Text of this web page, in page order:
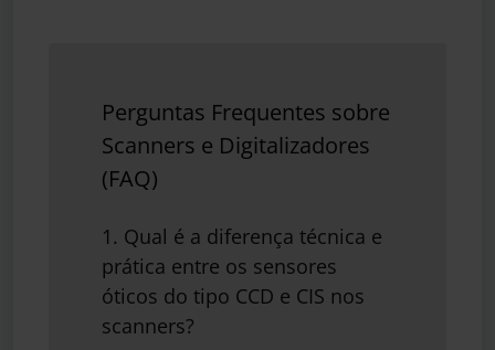
Perguntas Frequentes sobre
Scanners e Digitalizadores
(FAQ)
1. Qual é a diferença técnica e
prática entre os sensores
óticos do tipo CCD e CIS nos
scanners?